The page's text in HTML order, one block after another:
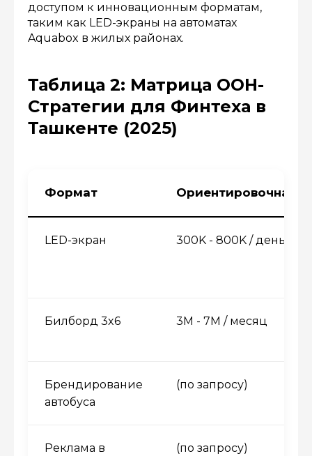
доступом к инновационным форматам,
таким как LED-экраны на автоматах
Aquabox в жилых районах.
Таблица 2: Матрица OOH-
Стратегии для Финтеха в
Ташкенте (2025)
Формат Ориентировочная
LED-экран 300K - 800K / день
Билборд 3x6 3M - 7M / месяц
Брендирование
автобуса
(по запросу)
Реклама в
(по запросу)